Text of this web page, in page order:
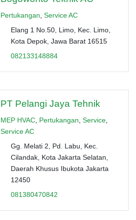
Pertukangan Service AC
Elang 1 No.50, Limo, Kec. Limo,
Kota Depok, Jawa Barat 16515
082133148884
PT Pelangi Jaya Tehnik
MEP HVAC, Pertukangan, Service,
Service AC
Gg. Melati 2, Pd. Labu, Kec.
Cilandak, Kota Jakarta Selatan,
Daerah Khusus Ibukota Jakarta
12450
081380470842